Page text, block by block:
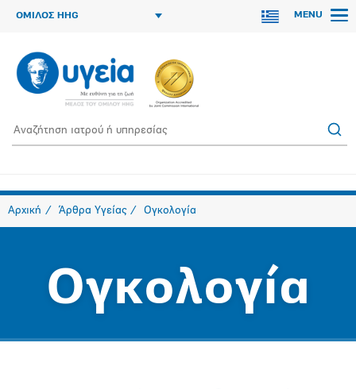
ΟΜΙΛΟΣ HHG MENU
Αρχική Άρθρα Υγείας Ογκολογία
Ογκολογία